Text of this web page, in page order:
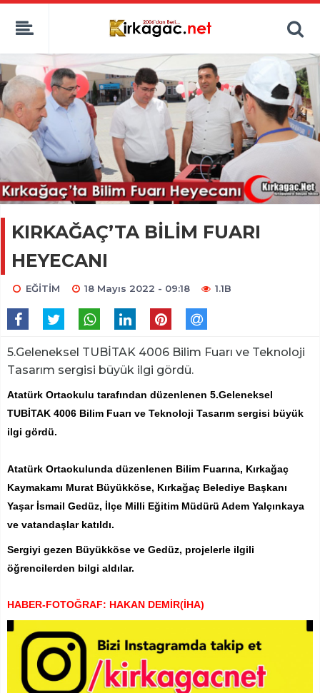
KIRKAĞAÇ’TA BİLİM FUARI
HEYECANI
EĞİTİM 18 Mayıs 2022 - 09:18 1.1B
5.Geleneksel TUBİTAK 4006 Bilim Fuarı ve Teknoloji
Tasarım sergisi büyük ilgi gördü.
Atatürk Ortaokulu tarafından düzenlenen 5.Geleneksel
TUBİTAK 4006 Bilim Fuarı ve Teknoloji Tasarım sergisi büyük
ilgi gördü.
Atatürk Ortaokulunda düzenlenen Bilim Fuarına, Kırkağaç
Kaymakamı Murat Büyükköse, Kırkağaç Belediye Başkanı
Yaşar İsmail Gedüz, İlçe Milli Eğitim Müdürü Adem Yalçınkaya
ve vatandaşlar katıldı.
Sergiyi gezen Büyükköse ve Gedüz, projelerle ilgili
öğrencilerden bilgi aldılar.
HABER-FOTOĞRAF: HAKAN DEMİR(İHA)